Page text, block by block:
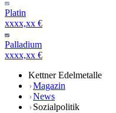
Platin
xxxx,xx €
Palladium
xxxx,xx €
Kettner Edelmetalle
Magazin
News
Sozialpolitik